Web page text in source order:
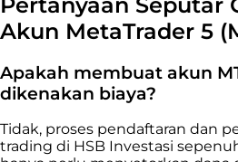
Akun MetaTrader 5
Apakah membuat akun
dikenakan biaya?
Tidak, proses pendaftaran dan
trading di HSB Investasi